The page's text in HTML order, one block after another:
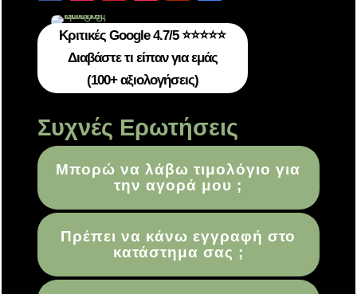
Κριτικές Google 4.7/5 ⭐⭐⭐⭐⭐
Διαβάστε τι είπαν για εμάς
(100+ αξιολογήσεις)
Συχνές Ερωτήσεις
Μπορώ να λάβω τιμολόγιο για
την αγορά μου ;
Πρέπει να κάνω εγγραφή στο
κατάστημα σας ;